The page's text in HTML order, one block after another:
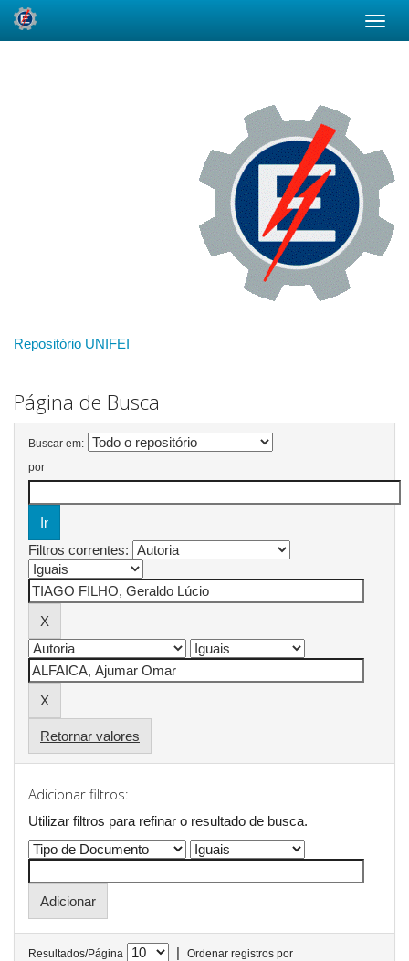
Repositório UNIFEI
Página de Busca
Buscar em:
por
Filtros correntes:
Retornar valores
Adicionar filtros:
Utilizar filtros para refinar o resultado de busca.
Resultados/Página |
Ordenar registros por